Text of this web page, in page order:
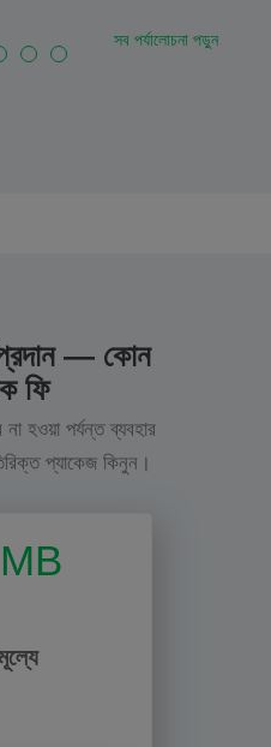
সব পর্যালোচনা পড়ুন
— কোন
ফি
হওয়া পর্যন্ত ব্যবহার
প্যাকেজ কিনুন।